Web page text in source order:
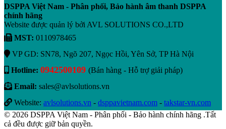
DSPPA Việt Nam - Phân phối, Bảo hành âm thanh DSPPA
chính hãng
Website được quản lý bởi AVL SOLUTIONS CO.,LTD
MST: 0110978465
VP GD: SN78, Ngõ 207, Ngọc Hồi, Yên Sở, TP Hà Nội
Hotline: 0942500109 (Bán hàng - Hỗ trợ giải pháp)
Email: sales@avlsolutions.vn
Website: avlsolutions.vn - dsppavietnam.com - takstar-vn.com
© 2026 DSPPA Việt Nam - Phân phối - Bảo hành chính hãng .Tất
cả đều được giữ bản quyền.